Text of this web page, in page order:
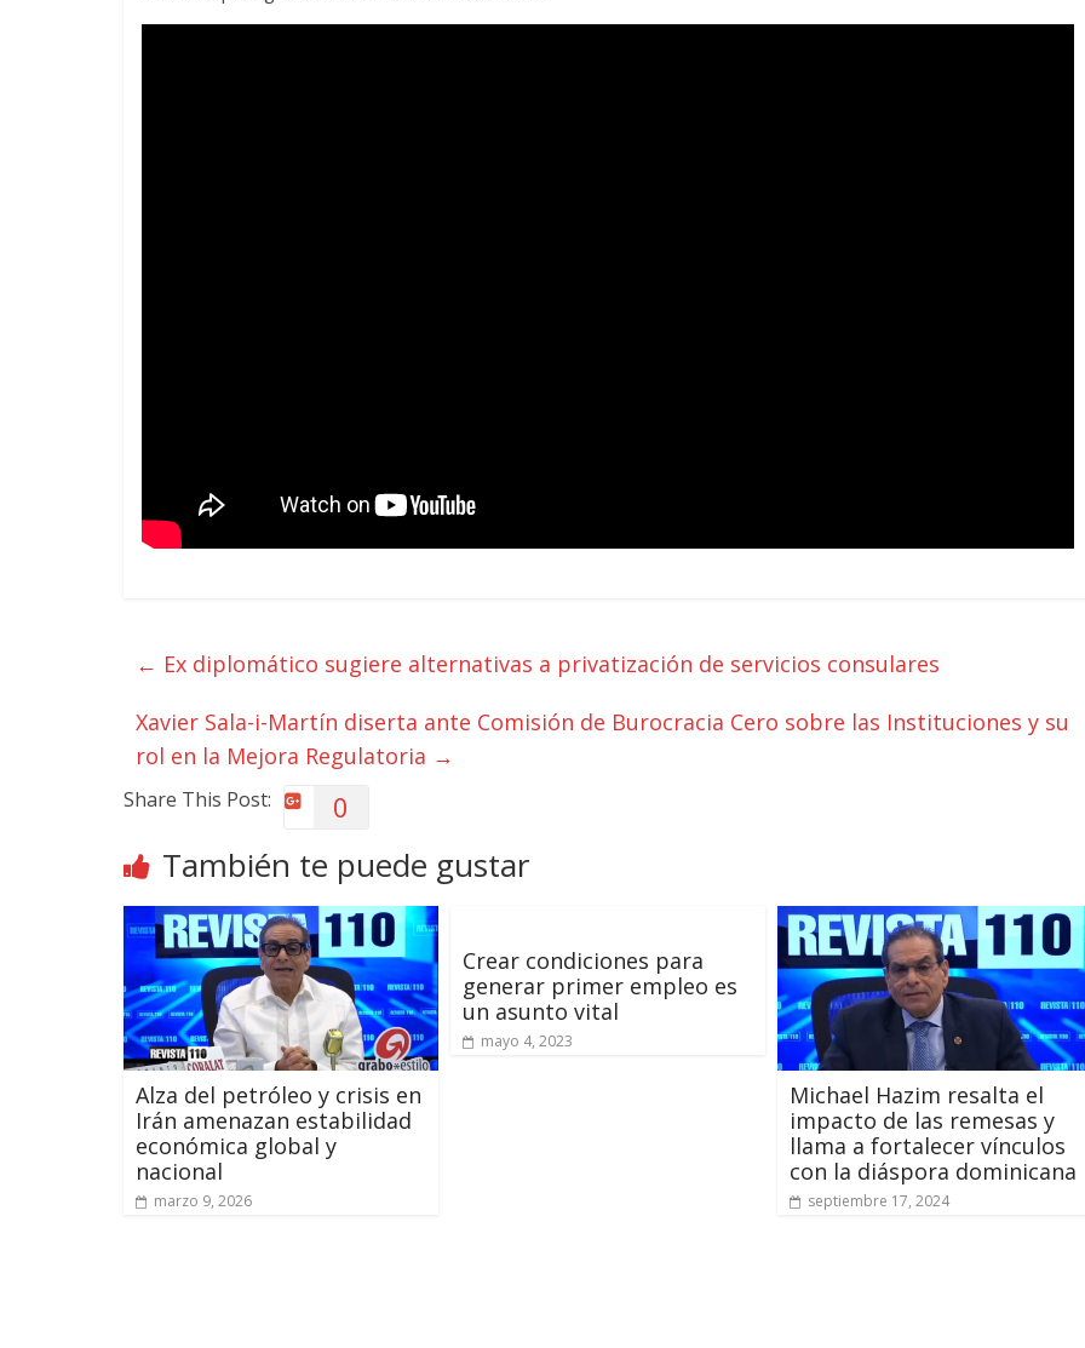
← Ex diplomático sugiere alternativas a privatización de servicios consulares
Xavier Sala-i-Martín diserta ante Comisión de Burocracia Cero sobre las Instituciones y su
rol en la Mejora Regulatoria →
Share This Post: 0
También te puede gustar
Alza del petróleo y crisis en
Irán amenazan estabilidad
económica global y
nacional
marzo 9, 2026
Crear condiciones para
generar primer empleo es
un asunto vital
mayo 4, 2023
Michael Hazim resalta el
impacto de las remesas y
llama a fortalecer vínculos
con la diáspora dominicana
septiembre 17, 2024